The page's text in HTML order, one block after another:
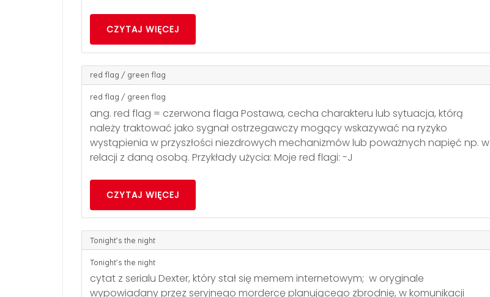
CZYTAJ WIĘCEJ
red flag / green flag
red flag / green flag
ang. red flag = czerwona flaga Postawa, cecha charakteru lub sytuacja, którą
należy traktować jako sygnał ostrzegawczy mogący wskazywać na ryzyko
wystąpienia w przyszłości niezdrowych mechanizmów lub poważnych napięć np. w
relacji z daną osobą. Przykłady użycia: Moje red flagi: -J
CZYTAJ WIĘCEJ
Tonight’s the night
Tonight’s the night
cytat z serialu Dexter, który stał się memem internetowym; w oryginale
wypowiadany przez seryjnego mordercę planującego zbrodnię, w komunikacji